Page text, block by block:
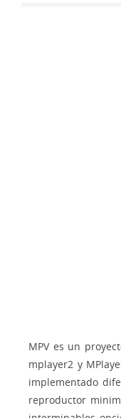
MPV es un
mplayer2 y
implementado
reproductor